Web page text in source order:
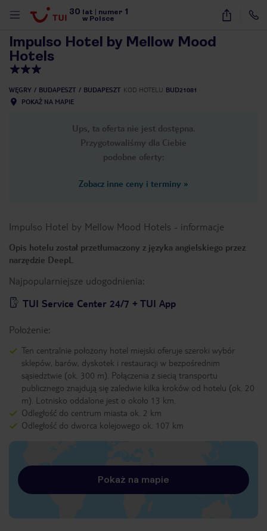
30 lat numer 1
w Polsce
44
Impulso Hotel by Mellow Mood
Hotels
WĘGRY BUDAPESZT BUDAPESZT KOD HOTELU BUD21081
POKAŻ NA MAPIE
Ups, ta oferta nie jest dostępna.
Przygotowaliśmy dla Ciebie
podobne oferty:
Zobacz inne ceny i terminy »
Impulso Hotel by Mellow Mood Hotels - informacje
Opis hotelu został przetłumaczony z języka angielskiego przez
narzędzie DeepL
Najpopularniejsze udogodnienia:
TUI Service Center 24/7 + TUI App
Położenie:
Ten centralnie położony hotel miejski oferuje szeroki wybór
sklepów, barów, dyskotek i restauracji w bezpośrednim
sąsiedztwie (ok. 300 m). Połączenia z siecią transportu
publicznego znajdują się zaledwie kilka kroków od hotelu (ok. 20
m). Lotnisko oddalone jest o około 13 km.
Odległość do centrum miasta ok. 2 km
Odległość do dworca kolejowego ok. 107 km
Pokaż na mapie